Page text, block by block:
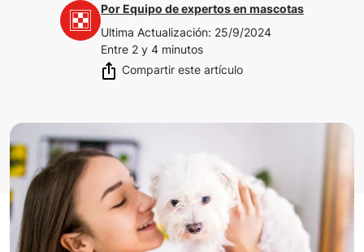
PorEquipo de expertos en mascotas
Ultima Actualización: 25/9/2024
Entre 2 y 4 minutos
Compartir este artículo